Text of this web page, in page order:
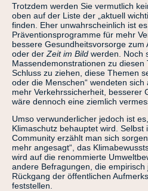
Trotzdem werden Sie vermutlich
oben auf der Liste der „aktuell
finden. Eher unwahrscheinlich ist
Präventionsprogramme für mehr
bessere Gesundheitsvorsorge zum
oder der Zeit im Bild werden. Noch
Massendemonstrationen zu
Schluss zu ziehen, diese Themen
oder die Menschen“ wendeten sich
mehr Verkehrssicherheit, besserer
wäre dennoch eine ziemlich
Umso verwunderlicher jedoch ist
Klimaschutz behauptet wird. Selbst
Community erzählt man sich
mehr angesagt“, das
wird auf die renommierte
andere Befragungen, die empirisch
Rückgang der öffentlichen
feststellen.